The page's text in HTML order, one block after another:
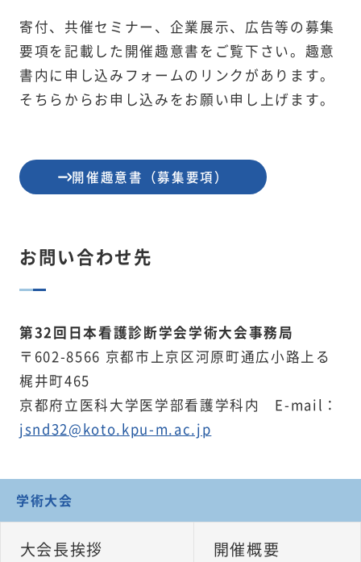
寄付、共催セミナー、企業展示、広告等の募集
要項を記載した開催趣意書をご覧下さい。趣意
書内に申し込みフォームのリンクがあります。
そちらからお申し込みをお願い申し上げます。
開催趣意書（募集要項）
お問い合わせ先
第32回日本看護診断学会学術大会事務局
〒602-8566 京都市上京区河原町通広小路上る
梶井町465
京都府立医科大学医学部看護学科内 E-mail：
jsnd32@koto.kpu-m.ac.jp
学術大会
大会長挨拶 開催概要